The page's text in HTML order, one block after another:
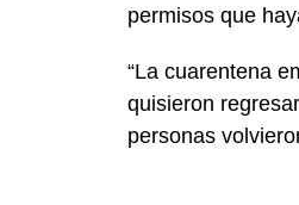
permisos que
“La cuarentena
quisieron
personas